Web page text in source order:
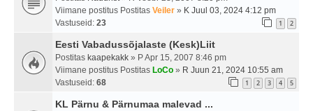
Viimane postitus Postitas Veiler » K Juul 03, 2024 4:12 pm
Vastuseid: 23 1 2
Eesti Vabadussõjalaste (Kesk)Liit
Postitas kaapekakk » P Apr 15, 2007 8:46 pm
Viimane postitus Postitas LoCo » R Juun 21, 2024 10:55 am
Vastuseid: 68 1 2 3 4 5
KL Pärnu & Pärnumaa malevad ...